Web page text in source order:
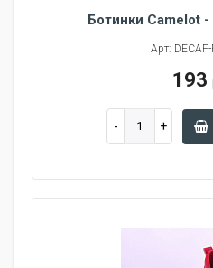
Ботинки Camelot
Арт:
193